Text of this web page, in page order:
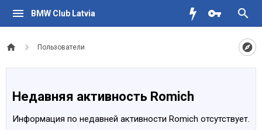
BMW Club Latvia
Пользователи
Недавняя активность Romich
Информация по недавней активности Romich отсутствует.